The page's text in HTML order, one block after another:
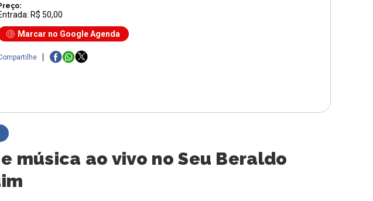
R$ 50,00
Marcar no Google Agenda
música ao vivo no Seu Beraldo